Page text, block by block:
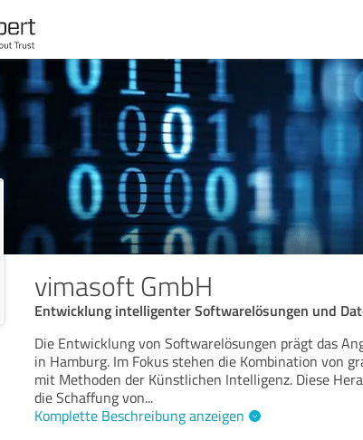
vimasoft GmbH
Entwicklung intelligenter Softwarelösungen und
Die Entwicklung von Softwarelösungen prägt das
in Hamburg. Im Fokus stehen die Kombination von
mit Methoden der Künstlichen Intelligenz. Diese
die Schaffung von...
Komplette Beschreibung anzeigen